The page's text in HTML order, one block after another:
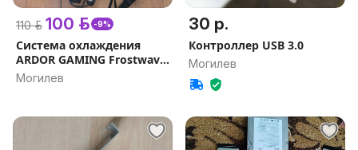
110 р. 100 р. -9%
Система охлаждения
ARDOR GAMING Frostwave
240 SS
Могилев
30 р.
Контроллер USB 3.0
Могилев